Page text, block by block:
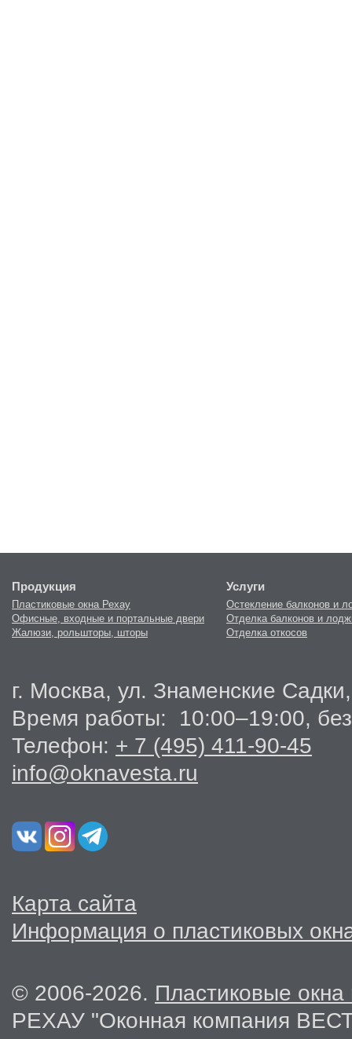
Продукция
Пластиковые окна Рехау
Офисные, входные и портальные двери
Жалюзи, рольшторы, шторы
Услуги
Остекление балконов и
Отделка балконов и
Отделка откосов
г. Москва, ул. Знаменские
Время работы: 10:00–19:00,
Телефон: + 7 (495) 411-90-45
info@oknavesta.ru
Карта сайта
Информация о пластиковых
© 2006-2026. Пластиковые окна
РЕХАУ "Оконная компания